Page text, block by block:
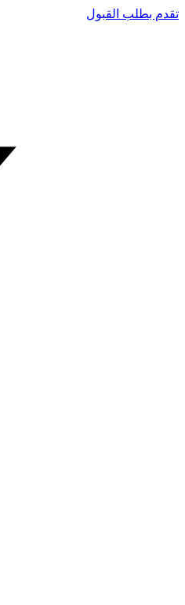
تقدم بطلب القبول